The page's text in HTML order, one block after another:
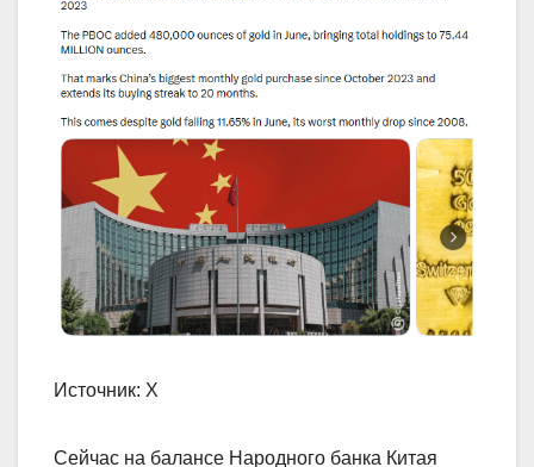
Источник: Х
Сейчас на балансе Народного банка Китая